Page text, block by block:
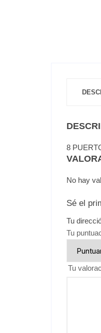
8
No hay
Sé el
Tu
Tu
Tu